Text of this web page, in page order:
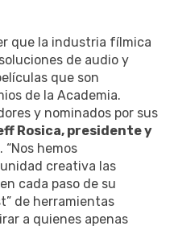
que la industria fílmica
de audio y
que son
de la Academia.
y nominados por sus
Rosica, presidente y
. “Nos hemos
creativa las
cada paso de su
de herramientas
a quienes apenas